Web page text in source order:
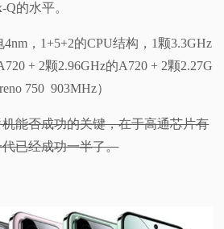
的水平。
4nm，1+5+2的CPU结构，1颗3.3GHz
+ 2颗2.96GHz的A720 + 2颗2.27G
750 903MHz）
能否成功的关键，在于高通芯片有
已经成功一半了。